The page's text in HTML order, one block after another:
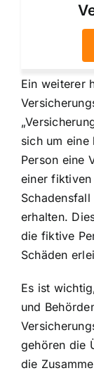
Ein weiterer
sich um
Person eine
einer fiktiven
erhalten.
die fiktive
Schäden
Es ist
und
gehören die
die